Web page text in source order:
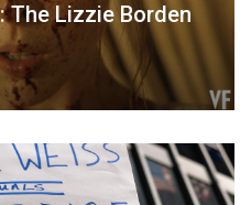
Lizzie Borden